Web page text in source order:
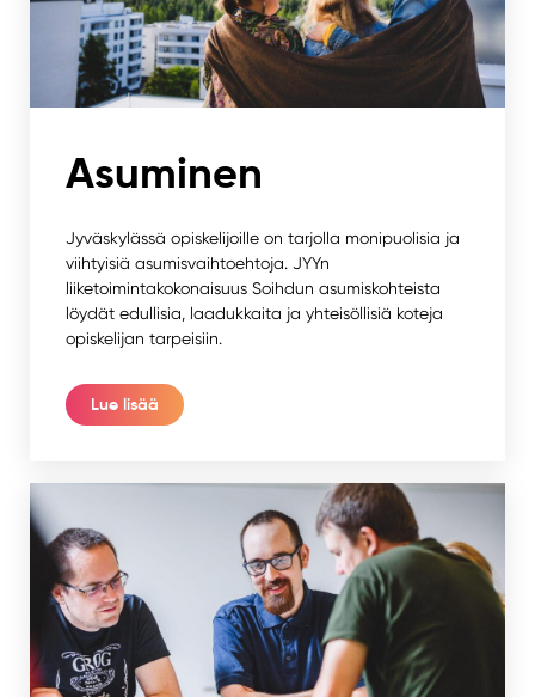
Asuminen
Jyväskylässä opiskelijoille on tarjolla monipuolisia ja
viihtyisiä asumisvaihtoehtoja. JYYn
liiketoimintakokonaisuus Soihdun asumiskohteista
löydät edullisia, laadukkaita ja yhteisöllisiä koteja
opiskelijan tarpeisiin.
Lue lisää